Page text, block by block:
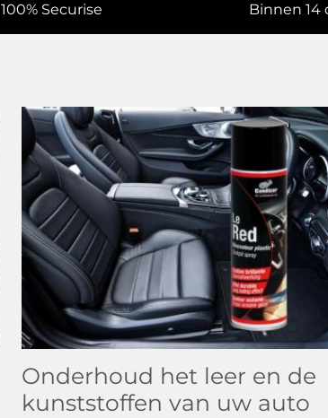
100% Securise
Binnen 14
Onderhoud het leer en de
kunststoffen van uw auto